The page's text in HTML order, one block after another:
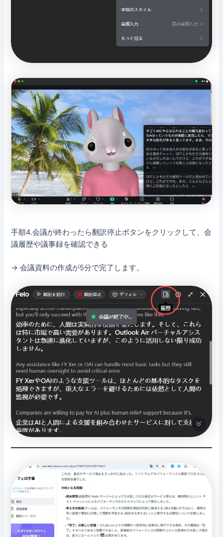
手順4.会議が終わったら翻訳停止ボタンをクリックして、会
議履歴や議事録を確認できる
→ 会議資料の作成が5分で完了します。